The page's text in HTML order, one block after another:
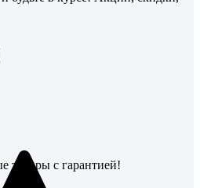
товары с гарантией!